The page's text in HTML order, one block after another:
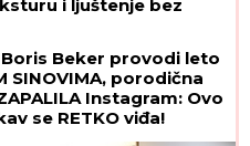
i ljuštenje bez
Beker provodi leto
SINOVIMA, porodična
Instagram: Ovo
se RETKO viđa!